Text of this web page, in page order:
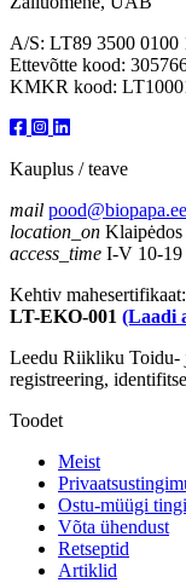
A/S: LT89 3500 0100
Ettevõtte kood:
KMKR kood:
Kauplus / teave
mail pood@biopapa.ee
location_on
access_time I-V 10-19
Kehtiv mahesertifikaat:
LT-EKO-001 (Laadi
Leedu Riikliku Toidu-
registreering,
Toodet
Meist
Ostu-müügi
Võta ühendust
Retseptid
Artiklid